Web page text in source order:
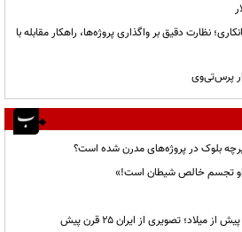
نظارت دقیق بر واگذاری پروژه‌ها، راهکار مقابله با
پرس‌تی‌وی
بلوک در پروژه‌های مدرن شده است؟
تجسم خالص شیطان است!»